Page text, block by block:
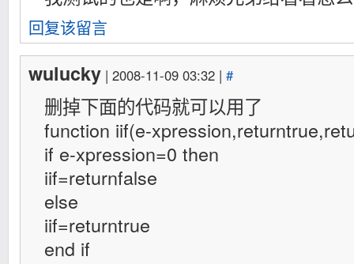
回复该留言
wulucky | 2008-11-09 03:32 | #
删掉下面的代码就可以用了
function iif(e-
if e-xpression=0 then
iif=returnfalse
else
iif=returntrue
end if